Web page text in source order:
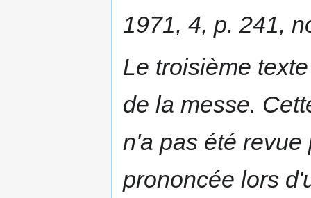
1971, 4, p. 241,
Le troisième
de la messe.
n'a pas été
prononcée lors